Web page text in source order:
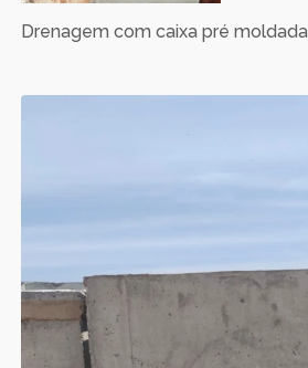
Drenagem com caixa pré moldada